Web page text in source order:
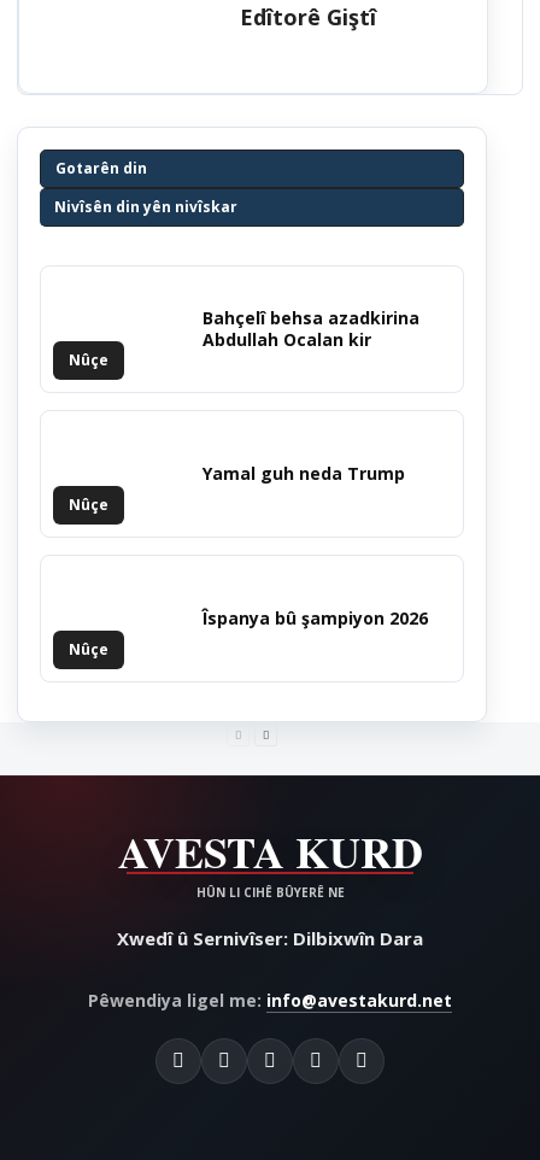
Edîtorê Giştî
Gotarên din
Nivîsên din yên nivîskar
Nûçe
Bahçelî behsa azadkirina
Abdullah Ocalan kir
Nûçe
Yamal guh neda Trump
Nûçe
Îspanya bû şampiyon 2026
Xwedî û Sernivîser: Dilbixwîn Dara
Pêwendiya ligel me: info@avestakurd.net